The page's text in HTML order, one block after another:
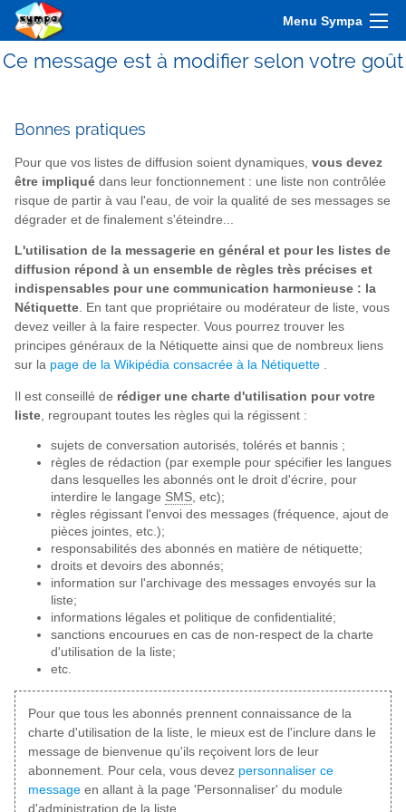
Menu Sympa
Ce message est à modifier selon votre goût
Bonnes pratiques
Pour que vos listes de diffusion soient dynamiques, vous devez
être impliqué dans leur fonctionnement : une liste non contrôlée
risque de partir à vau l'eau, de voir la qualité de ses messages se
dégrader et de finalement s'éteindre...
L'utilisation de la messagerie en général et pour les listes de
diffusion répond à un ensemble de règles très précises et
indispensables pour une communication harmonieuse : la
Nétiquette. En tant que propriétaire ou modérateur de liste, vous
devez veiller à la faire respecter. Vous pourrez trouver les
principes généraux de la Nétiquette ainsi que de nombreux liens
sur la page de la Wikipédia consacrée à la Nétiquette .
Il est conseillé de rédiger une charte d'utilisation pour votre
liste , regroupant toutes les règles qui la régissent :
sujets de conversation autorisés, tolérés et bannis ;
règles de rédaction (par exemple pour spécifier les langues
dans lesquelles les abonnés ont le droit d'écrire, pour
interdire le langage SMS, etc);
règles régissant l'envoi des messages (fréquence, ajout de
pièces jointes, etc.);
responsabilités des abonnés en matière de nétiquette;
droits et devoirs des abonnés;
information sur l'archivage des messages envoyés sur la
liste;
informations légales et politique de confidentialité;
sanctions encourues en cas de non-respect de la charte
d'utilisation de la liste;
etc.
Pour que tous les abonnés prennent connaissance de la
charte d'utilisation de la liste, le mieux est de l'inclure dans le
message de bienvenue qu'ils reçoivent lors de leur
abonnement. Pour cela, vous devez personnaliser ce
messageen allant à la page 'Personnaliser' du module
d'administration de la liste.